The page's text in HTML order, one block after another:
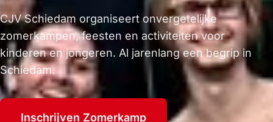
CJV Schiedam organiseert onvergetelijke
zomerkampen, feesten en activiteiten voor
kinderen en jongeren. Al jarenlang een begrip in
Schiedam.
Inschrijven Zomerkamp